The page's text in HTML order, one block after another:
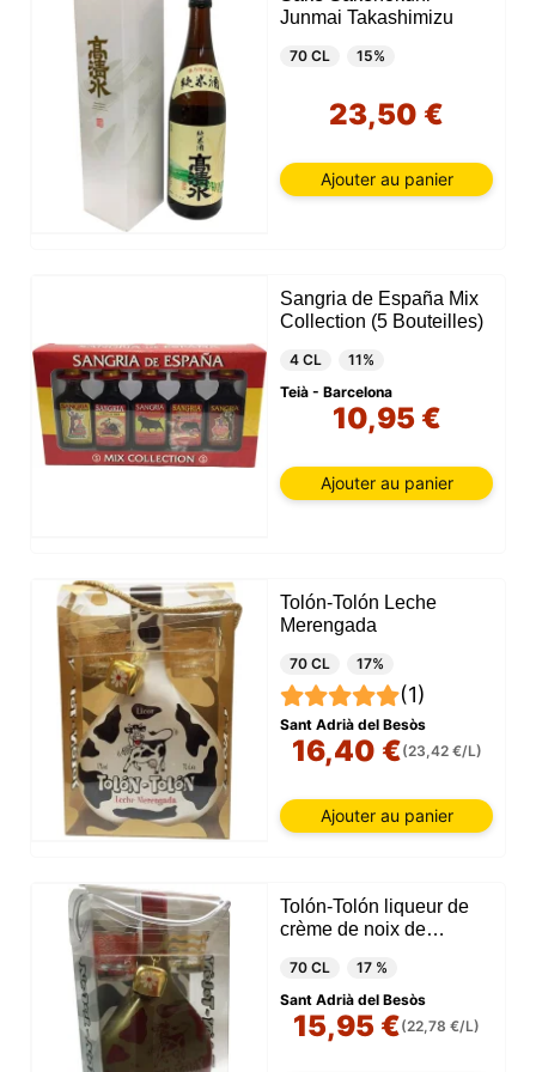
Junmai Takashimizu
70 CL 15%
23,50 €
Ajouter au panier
Sangria de España Mix
Collection (5 Bouteilles)
4 CL
11%
Teià - Barcelona
10,95 €
Ajouter au panier
Tolón-Tolón Leche
Merengada
70 CL 17%
(1)
Sant Adrià del Besòs
16,40 €(23,42 €/L)
Ajouter au panier
Tolón-Tolón liqueur de
crème de noix de
70 CL
17 %
Sant Adrià del Besòs
15,95 €(22,78 €/L)